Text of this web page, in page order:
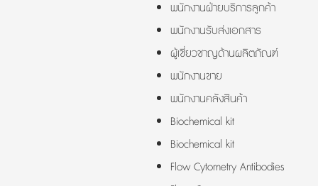
พนักงานฝ่ายบริการลูกค้า
พนักงานรับส่งเอกสาร
ผู้เชี่ยวชาญด้านผลิตภัณฑ์
พนักงานขาย
พนักงานคลังสินค้า
Biochemical kit
Biochemical kit
Flow Cytometry Antibodies